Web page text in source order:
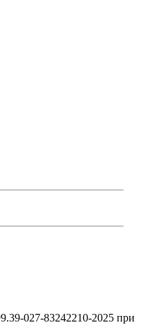
027-83242210-2025 при